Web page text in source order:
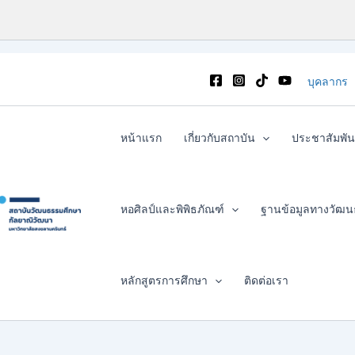
บุคลากร
หน้าแรก เกี่ยวกับสถาบัน ประชาสัมพั
หอศิลป์และพิพิธภัณฑ์ ฐานข้อมูลทางวัฒ
หลักสูตรการศึกษา ติดต่อเรา